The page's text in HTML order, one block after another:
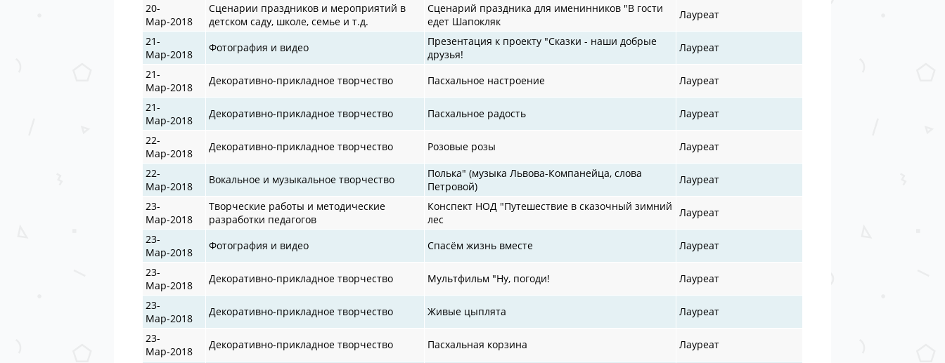
20-
Мар-2018
Сценарии праздников и мероприятий в
детском саду, школе, семье и т.д.
Сценарий праздника для именинников "В гости
едет Шапокляк
Лауреат
21-
Мар-2018
Фотография и видео
Презентация к проекту "Сказки - наши добрые
друзья!
Лауреат
21-
Мар-2018
Декоративно-прикладное творчество Пасхальное настроение
Лауреат
21-
Мар-2018
Декоративно-прикладное творчество Пасхальное радость
Лауреат
22-
Мар-2018
Декоративно-прикладное творчество Розовые розы
Лауреат
22-
Мар-2018
Вокальное и музыкальное творчество
Полька" (музыка Львова-Компанейца, слова
Петровой)
Лауреат
23-
Мар-2018
Творческие работы и методические
разработки педагогов
Конспект НОД "Путешествие в сказочный зимний
лес
Лауреат
23-
Мар-2018
Фотография и видео Спасём жизнь вместе
Лауреат
23-
Мар-2018
Декоративно-прикладное творчество Мультфильм "Ну, погоди!
Лауреат
23-
Мар-2018
Декоративно-прикладное творчество Живые цыплята
Лауреат
23-
Мар-2018
Декоративно-прикладное творчество Пасхальная корзина
Лауреат